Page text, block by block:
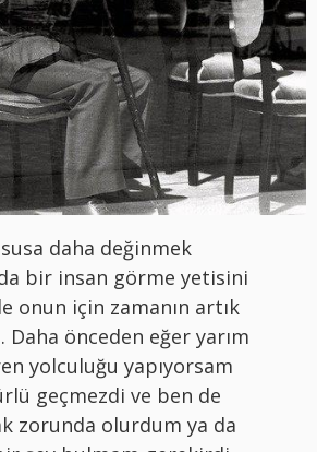
daha değinmek
bir insan görme yetisini
onun için zamanın artık
Daha önceden eğer yarım
yolculuğu yapıyorsam
geçmezdi ve ben de
zorunda olurdum ya da